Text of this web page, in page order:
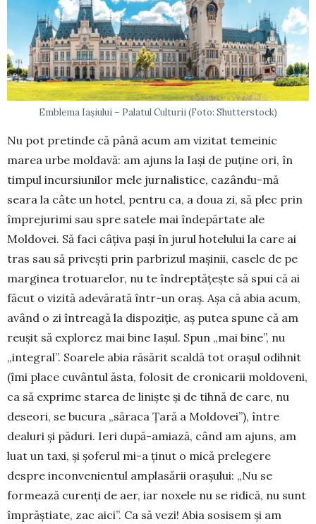
Emblema Iașiului – Palatul Culturii (Foto: Shutterstock)
Nu pot pretinde că până acum am vizitat temeinic
marea urbe moldavă: am ajuns la Iași de puține ori, în
timpul incursiunilor mele jurnalistice, cazându-mă
seara la câte un hotel, pentru ca, a doua zi, să plec prin
împrejurimi sau spre satele mai îndepărtate ale
Moldovei. Să faci câțiva pași în jurul hotelului la care ai
tras sau să privești prin parbrizul mașinii, casele de pe
marginea trotuarelor, nu te îndreptățește să spui că ai
făcut o vizită adevărată într-un oraș. Așa că abia acum,
având o zi întreagă la dispoziție, aș putea spune că am
reușit să explorez mai bine Iașul. Spun „mai bine”, nu
„integral”. Soarele abia răsărit scaldă tot orașul odihnit
(îmi place cuvântul ăsta, folosit de cronicarii moldoveni,
ca să exprime starea de liniște și de tihnă de care, nu
deseori, se bucura „săraca Țară a Moldovei”), între
dealuri și păduri. Ieri după-amiază, când am ajuns, am
luat un taxi, și șoferul mi-a ținut o mică prelegere
despre inconvenientul amplasării orașului: „Nu se
formează curenți de aer, iar noxele nu se ridică, nu sunt
împrăștiate, zac aici”. Ca să vezi! Abia sosisem și am